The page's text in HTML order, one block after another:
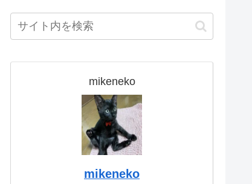
mikeneko
mikeneko